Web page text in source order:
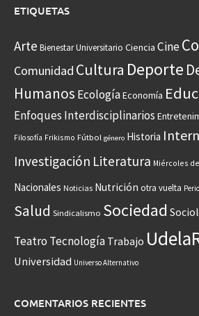
ETIQUETAS
Arte Bienestar Universitario Ciencia Cine
Comunidad Cultura Deporte
Humanos EcologíaEconomía
Enfoques Interdisciplinarios
Filosofía Frikismo Fútbol género Historia
Investigación Literatura Miércoles
Nacionales Noticias Nutrición otra vuelta
Salud Sindicalismo Sociedad
Teatro Tecnología Trabajo
Universidad Universo Alternativo
COMENTARIOS RECIENTES